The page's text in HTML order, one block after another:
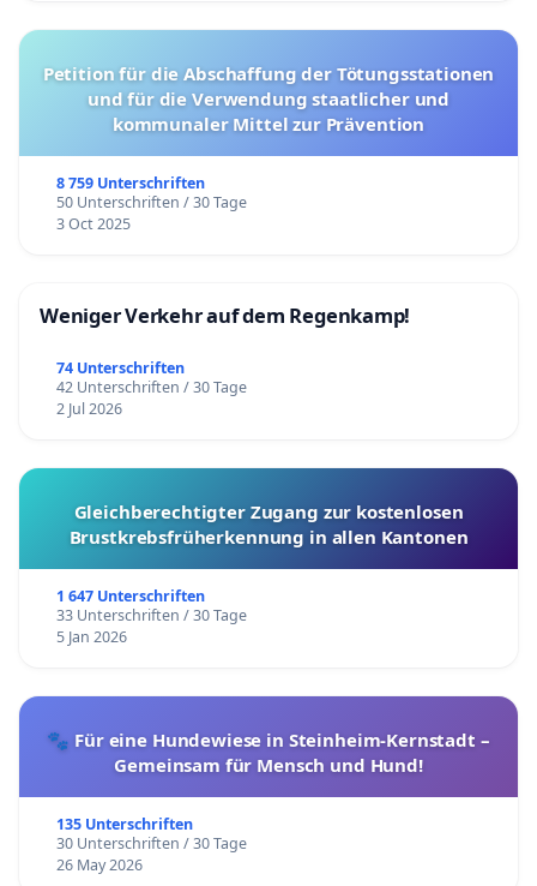
Petition für die Abschaffung der Tötungsstationen
und für die Verwendung staatlicher und
kommunaler Mittel zur Prävention
8 759 Unterschriften
50 Unterschriften / 30 Tage
3 Oct 2025
Weniger Verkehr auf dem Regenkamp!
74 Unterschriften
42 Unterschriften / 30 Tage
2 Jul 2026
Gleichberechtigter Zugang zur kostenlosen
Brustkrebsfrüherkennung in allen Kantonen
1 647 Unterschriften
33 Unterschriften / 30 Tage
5 Jan 2026
🐾 Für eine Hundewiese in Steinheim-Kernstadt –
Gemeinsam für Mensch und Hund!
135 Unterschriften
30 Unterschriften / 30 Tage
26 May 2026